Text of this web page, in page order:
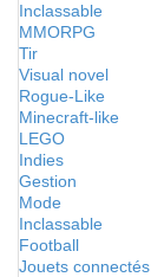
Inclassable
MMORPG
Tir
Visual novel
Rogue-Like
Minecraft-like
LEGO
Indies
Gestion
Mode
Inclassable
Football
Jouets connectés